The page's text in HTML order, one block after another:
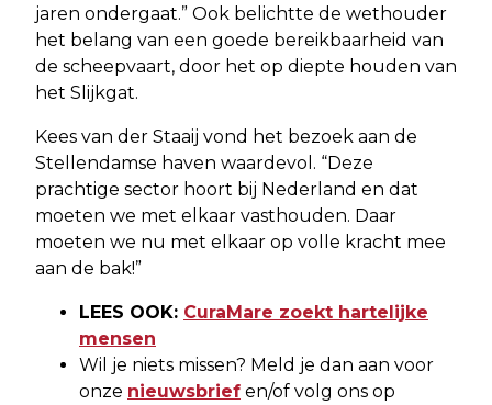
jaren ondergaat.” Ook belichtte de wethouder
het belang van een goede bereikbaarheid van
de scheepvaart, door het op diepte houden van
het Slijkgat.
Kees van der Staaij vond het bezoek aan de
Stellendamse haven waardevol. “Deze
prachtige sector hoort bij Nederland en dat
moeten we met elkaar vasthouden. Daar
moeten we nu met elkaar op volle kracht mee
aan de bak!”
LEES OOK: CuraMare zoekt hartelijke
mensen
Wil je niets missen? Meld je dan aan voor
onze nieuwsbrief en/of volg ons op